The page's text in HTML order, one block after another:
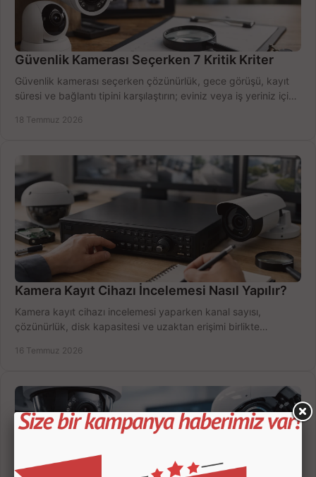
Güvenlik Kamerası Seçerken 7 Kritik Kriter
Güvenlik kamerası seçerken çözünürlük, gece görüşü, kayıt
süresi ve bağlantı tipini karşılaştırın; eviniz veya iş yeriniz için
18 Temmuz 2026
Kamera Kayıt Cihazı İncelemesi Nasıl Yapılır?
Kamera kayıt cihazı incelemesi yaparken kanal sayısı,
çözünürlük, disk kapasitesi ve uzaktan erişimi birlikte
16 Temmuz 2026